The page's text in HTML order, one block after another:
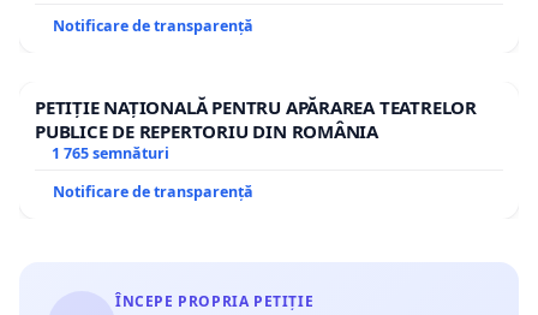
Notificare de transparență
PETIȚIE NAȚIONALĂ PENTRU APĂRAREA TEATRELOR
PUBLICE DE REPERTORIU DIN ROMÂNIA
1 765 semnături
Notificare de transparență
ÎNCEPE PROPRIA PETIȚIE